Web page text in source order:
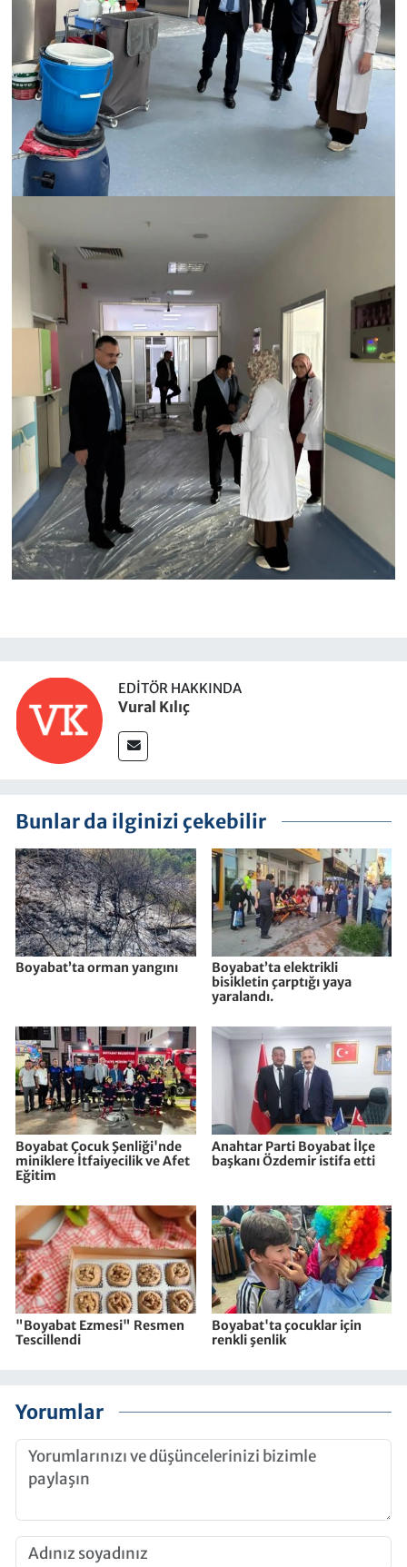
EDITÖR HAKKINDA
Vural Kılıç
Bunlar da ilginizi çekebilir
Boyabat’ta orman yangını
Boyabat’ta elektrikli
bisikletin çarptığı yaya
yaralandı.
Boyabat Çocuk Şenliği'nde
miniklere İtfaiyecilik ve Afet
Eğitim
Anahtar Parti Boyabat İlçe
başkanı Özdemir istifa etti
"Boyabat Ezmesi" Resmen
Tescillendi
Boyabat'ta çocuklar için
renkli şenlik
Yorumlar